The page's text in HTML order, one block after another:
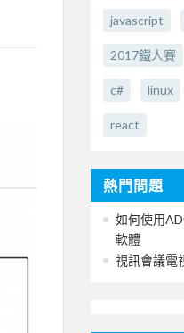
javascript
2017鐵人賽
c# linux
react
熱門問題
如何使用
軟體
視訊會議電